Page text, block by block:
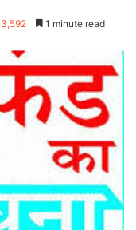
3,592 1 minute read